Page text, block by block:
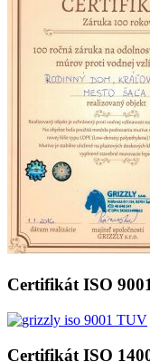
Certifikát ISO 9001
Certifikát ISO